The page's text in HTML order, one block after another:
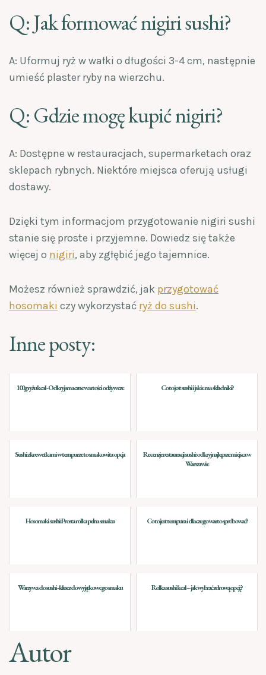
Q: Jak formować nigiri sushi?
A: Uformuj ryż w wałki o długości 3-4 cm, następnie
umieść plaster ryby na wierzchu.
Q: Gdzie mogę kupić nigiri?
A: Dostępne w restauracjach, supermarketach oraz
sklepach rybnych. Niektóre miejsca oferują usługi
dostawy.
Dzięki tym informacjom przygotowanie nigiri sushi
stanie się proste i przyjemne. Dowiedz się także
więcej o nigiri, aby zgłębić jego tajemnice.
Możesz również sprawdzić, jak przygotować
hosomaki czy wykorzystać ryż do sushi.
Inne posty:
100g ryżu kcal - Odkryj smaczne wartości odżywcze Co to jest sushi i jakie ma składniki?
Sushi z krewetkami w tempurze to smakowita opcja
Recenzje restauracji sushi: odkryj najlepsze miejsca w
Warszawie
Hosomaki sushi: Prosta rolka pełna smaku Co to jest tempura i dlaczego warto spróbować?
Warzywa do sushi - klucz do wyjątkowego smaku Rolka sushi kcal – jak wybrać zdrową opcję?
Autor